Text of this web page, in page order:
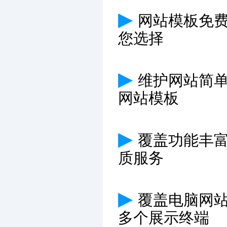
▶ 网站模板免
您选择
▶ 维护网站简
网站模板
▶ 覆盖功能丰
质服务
▶ 覆盖电脑网
多个展示终端